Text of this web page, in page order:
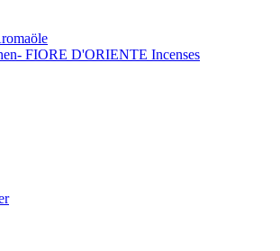
FIORE D'ORIENTE Incenses